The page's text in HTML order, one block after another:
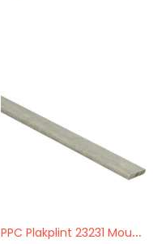
P
PC Plakplint 23231 Mountain oak beige